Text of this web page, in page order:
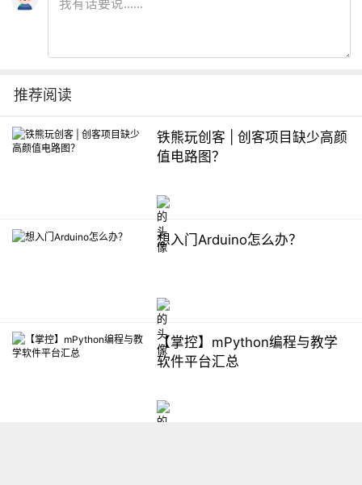
推荐阅读
铁熊玩创客 | 创客项目缺少高颜
值电路图？
想入门Arduino怎么办？
【掌控】mPython编程与教学
软件平台汇总